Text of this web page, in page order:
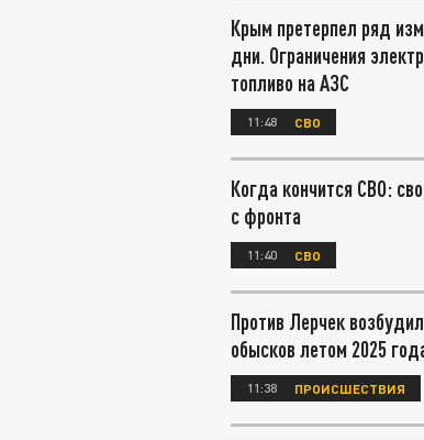
Крым претерпел ряд
дни. Ограничения
топливо на АЗС
11:48 СВО
Когда кончится СВО:
с фронта
11:40 СВО
Против Лерчек
обысков летом 2025
11:38 ПРОИСШЕСТВИЯ